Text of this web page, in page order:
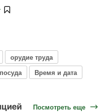
орудие труда
Время и дата
Посмотреть еще